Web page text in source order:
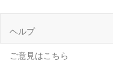
ヘルプ
ご意見はこちら